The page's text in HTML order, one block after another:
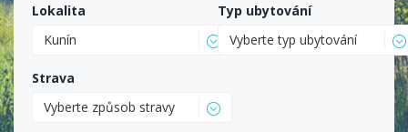
Lokalita
Kunín
Typ ubytování
Vyberte typ ubytování
Strava
Vyberte způsob stravy